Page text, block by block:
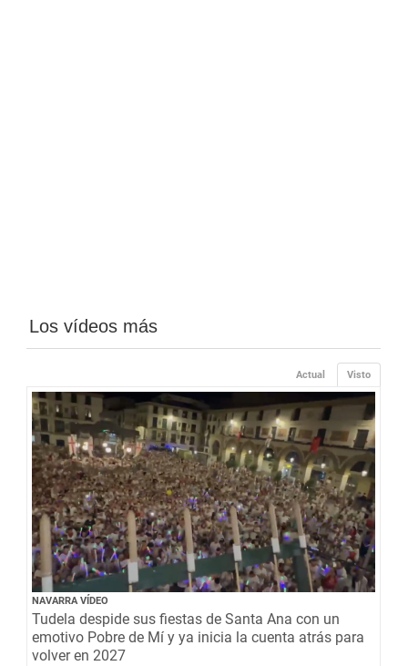
Los vídeos más
Visto
Actual
NAVARRA VÍDEO
Tudela despide sus fiestas de Santa Ana con un
emotivo Pobre de Mí y ya inicia la cuenta atrás para
volver en 2027